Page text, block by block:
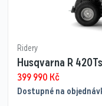
Ridery
Husqvarna R
399 990 Kč
Dostupné na